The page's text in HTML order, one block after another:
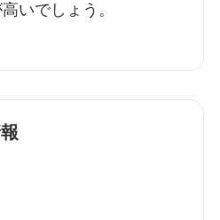
いでしょう。